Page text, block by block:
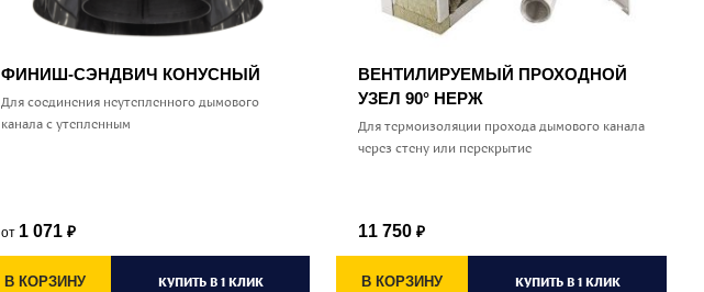
ФИНИШ-СЭНДВИЧ КОНУСНЫЙ
Для соединения неутепленного дымового
канала с утепленным
от 1 071 ₽
В КОРЗИНУ КУПИТЬ В 1 КЛИК
ВЕНТИЛИРУЕМЫЙ ПРОХОДНОЙ
УЗЕЛ 90° НЕРЖ
Для термоизоляции прохода дымового канала
через стену или перекрытие
11 750 ₽
В КОРЗИНУ КУПИТЬ В 1 КЛИК